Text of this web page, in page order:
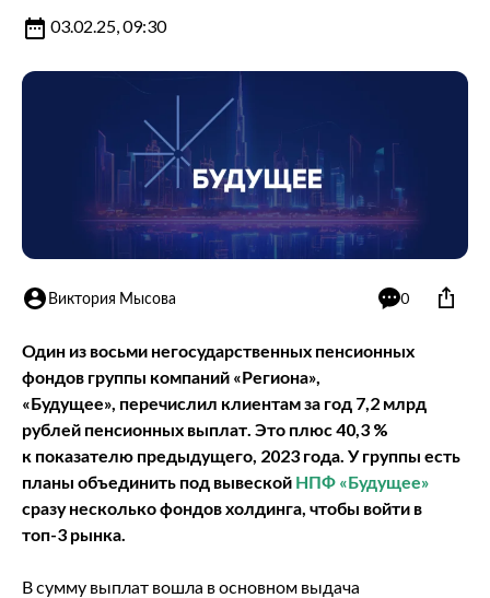
03.02.25, 09:30
Виктория Мысова 0
Один из восьми негосударственных пенсионных
фондов группы компаний «Региона»,
«Будущее», перечислил клиентам за год 7,2 млрд
рублей пенсионных выплат. Это плюс 40,3 %
к показателю предыдущего, 2023 года. У группы есть
планы объединить под вывеской НПФ «Будущее»
сразу несколько фондов холдинга, чтобы войти в
топ-3 рынка.
В сумму выплат вошла в основном выдача